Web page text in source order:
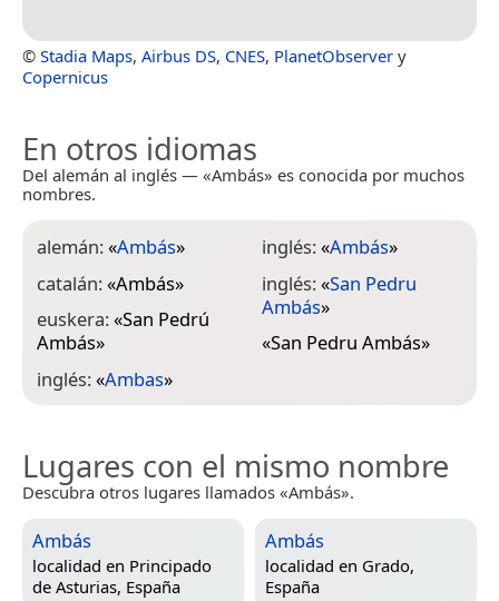
© Stadia Maps, Airbus DS, CNES, PlanetObserver y
Copernicus
En otros idiomas
Del alemán al inglés — «Ambás» es conocida por muchos
nombres.
alemán:«Ambás»
catalán:«Ambás»
euskera:«San Pedrú
Ambás»
inglés:«Ambas»
inglés:«Ambás»
inglés:«San Pedru
Ambás»
«San Pedru Ambás»
Lugares con el mismo nombre
Descubra otros lugares llamados «Ambás».
Ambás
localidad en Principado
de Asturias, España
Ambás
localidad en Grado,
España